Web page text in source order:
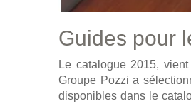
Guides pour
Le catalogue 2015,
Groupe Pozzi a
disponibles dans le